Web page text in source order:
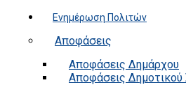
Ενημέρωση Πολιτών
Αποφάσεις
Αποφάσεις Δημάρχου
Αποφάσεις Δημοτικού